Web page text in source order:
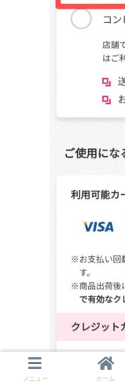
メニュー ホーム